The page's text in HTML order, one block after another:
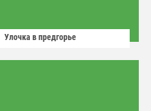
Улочка в предгорье